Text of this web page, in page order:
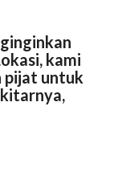
kami
pijat untuk